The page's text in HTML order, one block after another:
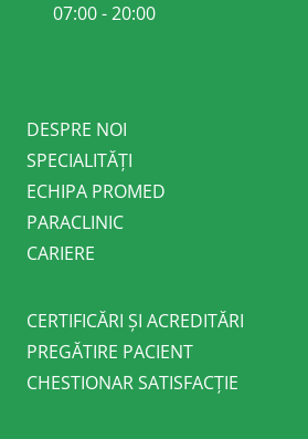
07:00 - 20:00
DESPRE NOI
SPECIALITĂȚI
ECHIPA PROMED
PARACLINIC
CARIERE
CERTIFICĂRI ȘI ACREDITĂRI
PREGĂTIRE PACIENT
CHESTIONAR SATISFACȚIE